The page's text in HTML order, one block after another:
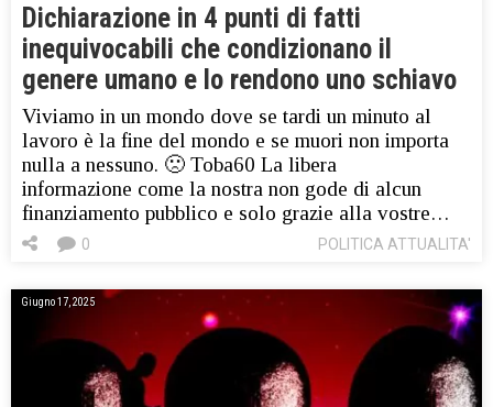
Dichiarazione in 4 punti di fatti
inequivocabili che condizionano il
genere umano e lo rendono uno schiavo
Viviamo in un mondo dove se tardi un minuto al
lavoro è la fine del mondo e se muori non importa
nulla a nessuno. 🙁 Toba60 La libera
informazione come la nostra non gode di alcun
finanziamento pubblico e solo grazie alla vostre…
POLITICA ATTUALITA'
0
Giugno 17, 2025